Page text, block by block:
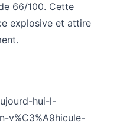
66/100. Cette
explosive et attire
hui-l-
v%C3%A9hicule-